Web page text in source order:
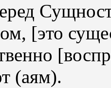
[это
(аям).